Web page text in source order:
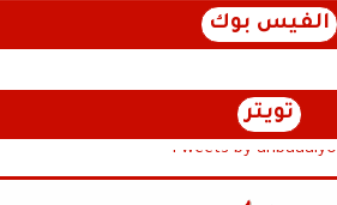
الفيس بوك
تويتر
Tweets by